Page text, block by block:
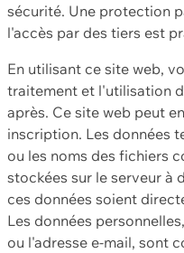
sécurité. Une protection
l'accès par des tiers est
En utilisant ce site web,
traitement et l'utilisation
après. Ce site web peut
inscription. Les données
ou les noms des fichiers
stockées sur le serveur à
ces données soient
Les données
ou l'adresse e-mail, sont